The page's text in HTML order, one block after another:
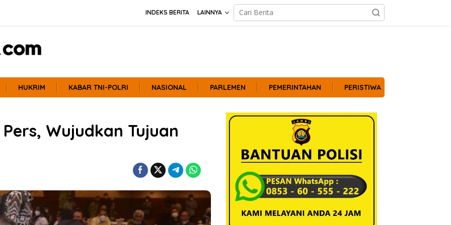
INDEKS BERITA LAINNYA
HUKRIM KABAR TNI-POLRI NASIONAL PARLEMEN PEMERINTAHAN PERISTIWA
Wujudkan Tujuan